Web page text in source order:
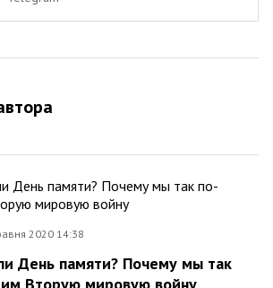
2020 14:38
День памяти? Почему мы так